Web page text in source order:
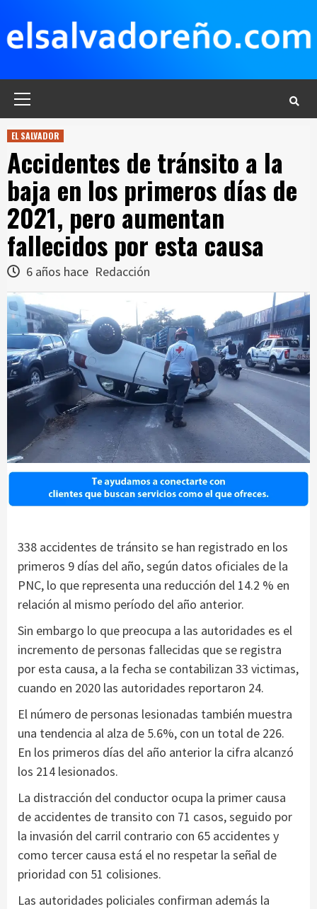
contenido
EL SALVADOR
Accidentes de tránsito a la
baja en los primeros días de
2021, pero aumentan
fallecidos por esta causa
6 años hace Redacción
338 accidentes de tránsito se han registrado en los
primeros 9 días del año, según datos oficiales de la
PNC, lo que representa una reducción del 14.2 % en
relación al mismo período del año anterior.
Sin embargo lo que preocupa a las autoridades es el
incremento de personas fallecidas que se registra
por esta causa, a la fecha se contabilizan 33 victimas,
cuando en 2020 las autoridades reportaron 24.
El número de personas lesionadas también muestra
una tendencia al alza de 5.6%, con un total de 226.
En los primeros días del año anterior la cifra alcanzó
los 214 lesionados.
La distracción del conductor ocupa la primer causa
de accidentes de transito con 71 casos, seguido por
la invasión del carril contrario con 65 accidentes y
como tercer causa está el no respetar la señal de
prioridad con 51 colisiones.
Las autoridades policiales confirman además la